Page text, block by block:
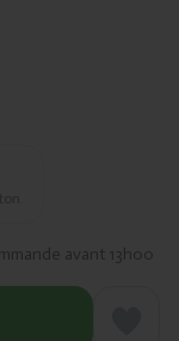
avant 13h00